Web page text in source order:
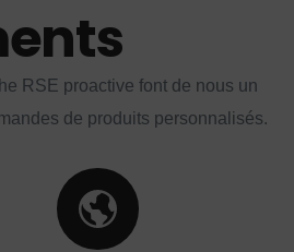
RSE proactive font de nous un
de produits personnalisés.